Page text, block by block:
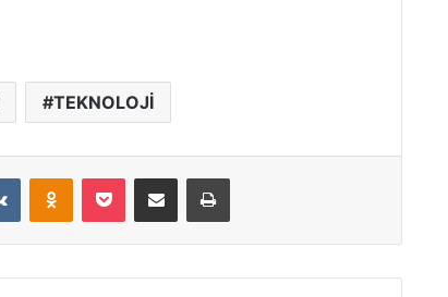
TEKNOLOJİ